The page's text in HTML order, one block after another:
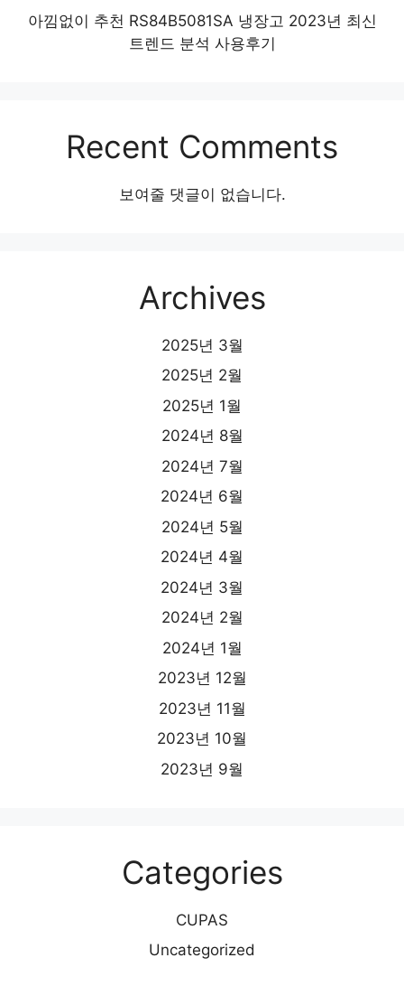
아낌없이 추천 RS84B5081SA 냉장고 2023년 최신
트렌드 분석 사용후기
Recent Comments
보여줄 댓글이 없습니다.
Archives
2025년 3월
2025년 2월
2025년 1월
2024년 8월
2024년 7월
2024년 6월
2024년 5월
2024년 4월
2024년 3월
2024년 2월
2024년 1월
2023년 12월
2023년 11월
2023년 10월
2023년 9월
Categories
CUPAS
Uncategorized